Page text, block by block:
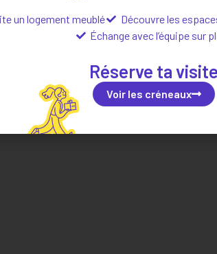
Localisation
Situer dans la ville
un logement meublé
Découvre les
Échange avec l’équipe sur
Réserve ta visite
Voir les créneaux